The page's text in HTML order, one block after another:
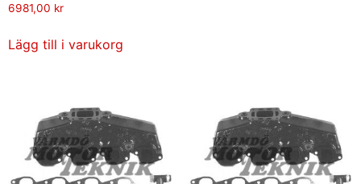
6981,00 kr
Lägg till i varukorg